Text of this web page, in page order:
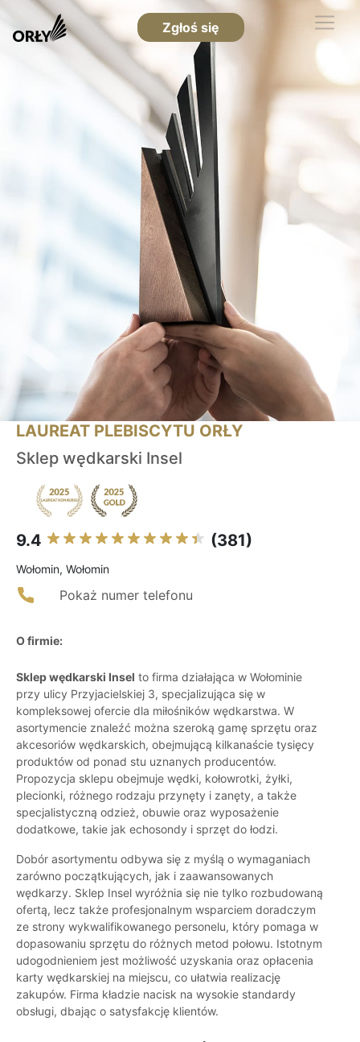
Zgłoś się
LAUREAT PLEBISCYTU ORŁY
Sklep wędkarski Insel
9.4 (381)
Wołomin, Wołomin
Pokaż numer telefonu
O firmie:
Sklep wędkarski Insel to firma działająca w Wołominie
przy ulicy Przyjacielskiej 3, specjalizująca się w
kompleksowej ofercie dla miłośników wędkarstwa. W
asortymencie znaleźć można szeroką gamę sprzętu oraz
akcesoriów wędkarskich, obejmującą kilkanaście tysięcy
produktów od ponad stu uznanych producentów.
Propozycja sklepu obejmuje wędki, kołowrotki, żyłki,
plecionki, różnego rodzaju przynęty i zanęty, a także
specjalistyczną odzież, obuwie oraz wyposażenie
dodatkowe, takie jak echosondy i sprzęt do łodzi.
Dobór asortymentu odbywa się z myślą o wymaganiach
zarówno początkujących, jak i zaawansowanych
wędkarzy. Sklep Insel wyróżnia się nie tylko rozbudowaną
ofertą, lecz także profesjonalnym wsparciem doradczym
ze strony wykwalifikowanego personelu, który pomaga w
dopasowaniu sprzętu do różnych metod połowu. Istotnym
udogodnieniem jest możliwość uzyskania oraz opłacenia
karty wędkarskiej na miejscu, co ułatwia realizację
zakupów. Firma kładzie nacisk na wysokie standardy
obsługi, dbając o satysfakcję klientów.